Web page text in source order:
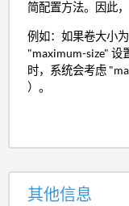
简配置方法。因此
例如：如果卷大小
"maximum-size" 设
时，系统会考虑
）。
其他信息